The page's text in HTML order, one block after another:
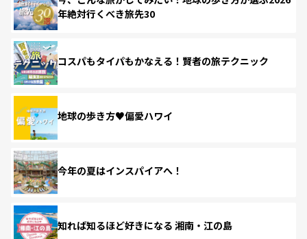
年絶対行くべき旅先30
コスパもタイパもかなえる！賢者の旅テクニック
地球の歩き方♥偏愛ハワイ
今年の夏はインスパイアへ！
知れば知るほど好きになる 湘南・江の島